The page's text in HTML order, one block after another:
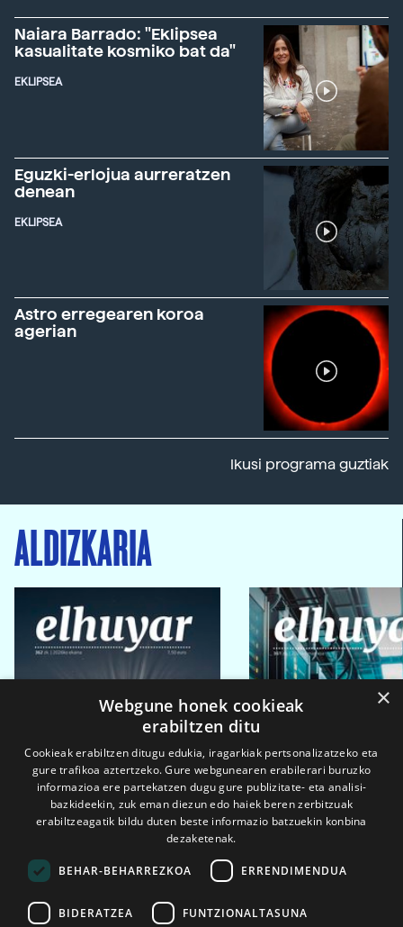
Naiara Barrado: "Eklipsea
kasualitate kosmiko bat da"
EKLIPSEA
Eguzki-erlojua aurreratzen
denean
EKLIPSEA
Astro erregearen koroa
agerian
Ikusi programa guztiak
ALDIZKARIA
2026ko eka. 1a 2026ko mar. 1a
×
Webgune honek cookieak
erabiltzen ditu
Cookieak erabiltzen ditugu edukia, iragarkiak pertsonalizatzeko eta
gure trafikoa aztertzeko. Gure webgunearen erabilerari buruzko
informazioa ere partekatzen dugu gure publizitate- eta analisi-
bazkideekin, zuk eman diezun edo haiek beren zerbitzuak
erabiltzeagatik bildu duten beste informazio batzuekin konbina
dezaketenak.
BEHAR-BEHARREZKOA ERRENDIMENDUA
BIDERATZEA FUNTZIONALTASUNA